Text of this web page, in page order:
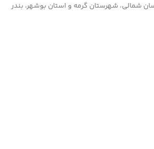
شمالی، شهرستان گرمه و استان بوشهر، بندر